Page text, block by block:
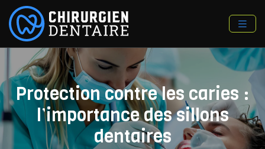
Protection contre les caries :
l’importance des sillons
dentaires